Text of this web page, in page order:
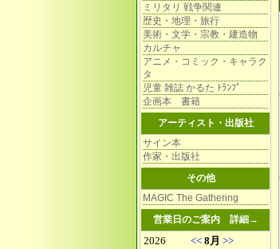
ミリタリ 戦争関連
歴史・地理・旅行
美術・文学・宗教・建造物
カルチャ
アニメ・コミック・キャラク
タ
児童 雑誌 かるた ﾄﾗﾝﾌﾟ
企画本 書籍
アーティスト・出版社
サイン本
作家・出版社
その他
MAGIC The Gathering
営業日のご案内 詳細→